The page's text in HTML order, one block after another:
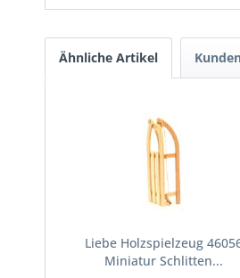
Ähnliche Artikel
Liebe Holzspielzeug
Miniatur Schlitten...